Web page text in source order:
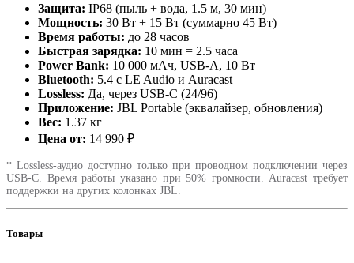
Защита: IP68 (пыль + вода, 1.5 м, 30 мин)
Мощность: 30 Вт + 15 Вт (суммарно 45 Вт)
Время работы: до 28 часов
Быстрая зарядка: 10 мин = 2.5 часа
Power Bank: 10 000 мАч, USB-A, 10 Вт
Bluetooth: 5.4 с LE Audio и Auracast
Lossless: Да, через USB-C (24/96)
Приложение: JBL Portable (эквалайзер, обновления)
Вес: 1.37 кг
Цена от: 14 990 ₽
* Lossless-аудио доступно только при проводном подключении через
USB-C. Время работы указано при 50% громкости. Auracast требует
поддержки на других колонках JBL.
Товары